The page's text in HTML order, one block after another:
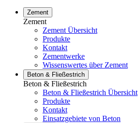
Zement
Zement
Zement Übersicht
Produkte
Kontakt
Zementwerke
Wissenswertes über Zement
Beton & Fließestrich
Beton & Fließestrich
Beton & Fließestrich Übersicht
Produkte
Kontakt
Einsatzgebiete von Beton